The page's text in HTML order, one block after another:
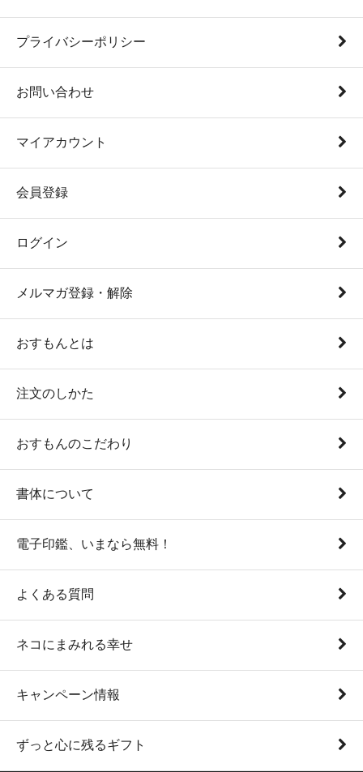
プライバシーポリシー
お問い合わせ
マイアカウント
会員登録
ログイン
メルマガ登録・解除
おすもんとは
注文のしかた
おすもんのこだわり
書体について
電子印鑑、いまなら無料！
よくある質問
ネコにまみれる幸せ
キャンペーン情報
ずっと心に残るギフト